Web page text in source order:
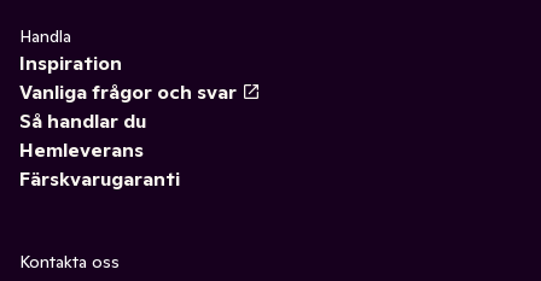
Handla
Inspiration
Vanliga frågor och svar
Så handlar du
Hemleverans
Färskvarugaranti
Kontakta oss